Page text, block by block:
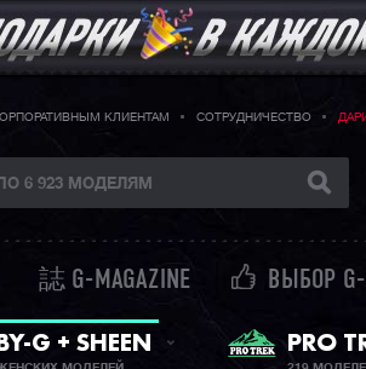
КЛИЕНТАМ СОТРУДНИЧЕСТВО
誌 G-MAGAZINE ВЫБОР G-
ЧАСЫ
PRO